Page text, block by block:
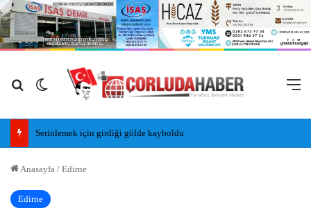
Arama yap ...
Dış görünümü değiştir
Serinlemek için girdiği gölde kayboldu
Anasayfa / Edirne
Edirne